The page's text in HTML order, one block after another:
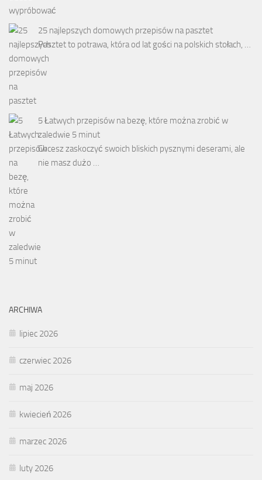
25 najlepszych domowych przepisów na pasztet
Pasztet to potrawa, która od lat gości na polskich stołach, …
5 Łatwych przepisów na bezę, które można zrobić w
zaledwie 5 minut
Chcesz zaskoczyć swoich bliskich pysznymi deserami, ale
nie masz dużo …
ARCHIWA
lipiec 2026
czerwiec 2026
maj 2026
kwiecień 2026
marzec 2026
luty 2026